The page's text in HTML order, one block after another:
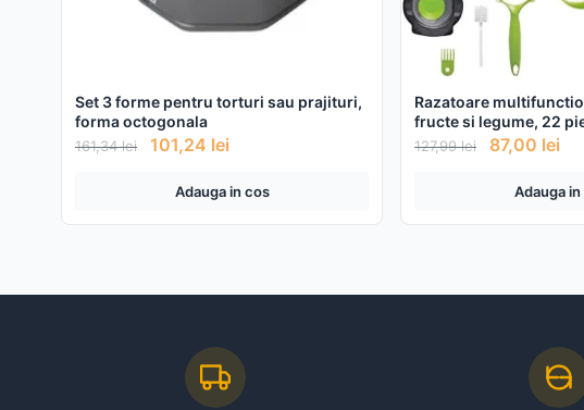
Set 3 forme pentru torturi sau prajituri,
forma octogonala
161,34lei 101,24 lei
Adauga in cos
Razatoare
fructe si legume, 22
inoxidabil
127,99lei 87,00 lei
Adauga